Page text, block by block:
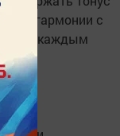
в гармонии с
каждым